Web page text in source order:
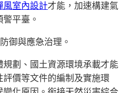
風室內設計才能，加速構建氣
平臺。
御與應急治理。
規劃、國土資源環境承載才能
評價等文件的編制及實施環